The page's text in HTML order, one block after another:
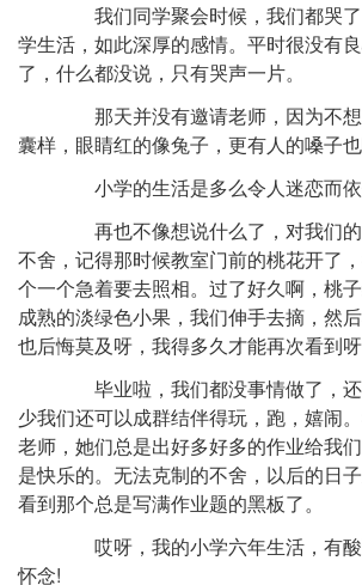
我们同学聚会时候，我们都哭了
学生活，如此深厚的感情。平时很没有
了，什么都没说，只有哭声一片。
那天并没有邀请老师，因为不想
囊样，眼睛红的像兔子，更有人的嗓子也
小学的生活是多么令人迷恋而依
再也不像想说什么了，对我们的
不舍，记得那时候教室门前的桃花开了
个一个急着要去照相。过了好久啊，桃
成熟的淡绿色小果，我们伸手去摘，然
也后悔莫及呀，我得多久才能再次看到
毕业啦，我们都没事情做了，还
少我们还可以成群结伴得玩，跑，嬉闹
老师，她们总是出好多好多的作业给我
是快乐的。无法克制的不舍，以后的日
看到那个总是写满作业题的黑板了。
哎呀，我的小学六年生活，有酸
怀念!